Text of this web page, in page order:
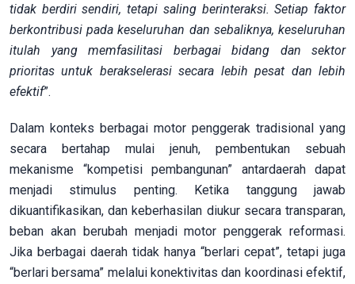
tidak berdiri sendiri, tetapi saling berinteraksi. Setiap faktor
berkontribusi pada keseluruhan dan sebaliknya, keseluruhan
itulah yang memfasilitasi berbagai bidang dan sektor
prioritas untuk berakselerasi secara lebih pesat dan lebih
efektif”.
Dalam konteks berbagai motor penggerak tradisional yang
secara bertahap mulai jenuh, pembentukan sebuah
mekanisme “kompetisi pembangunan” antardaerah dapat
menjadi stimulus penting. Ketika tanggung jawab
dikuantifikasikan, dan keberhasilan diukur secara transparan,
beban akan berubah menjadi motor penggerak reformasi.
Jika berbagai daerah tidak hanya “berlari cepat”, tetapi juga
“berlari bersama” melalui konektivitas dan koordinasi efektif,